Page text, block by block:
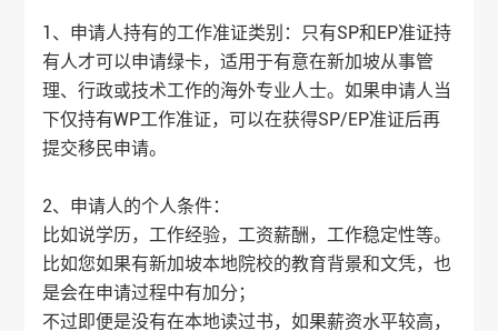
1、申请人持有的工作准证类别：只有SP和EP准证持
有人才可以申请绿卡，适用于有意在新加坡从事管
理、行政或技术工作的海外专业人士。如果申请人当
下仅持有WP工作准证，可以在获得SP/EP准证后再
提交移民申请。
2、申请人的个人条件：
比如说学历，工作经验，工资薪酬，工作稳定性等。
比如您如果有新加坡本地院校的教育背景和文凭，也
是会在申请过程中有加分；
不过即便是没有在本地读过书，如果薪资水平较高，